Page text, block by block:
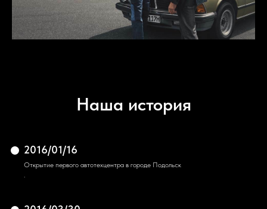
Наша история
2016/01/16
Открытие первого автотехцентра в городе Подольск
.